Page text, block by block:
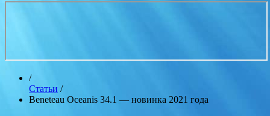
/
Статьи /
Beneteau Oceanis 34.1 — новинка 2021 года